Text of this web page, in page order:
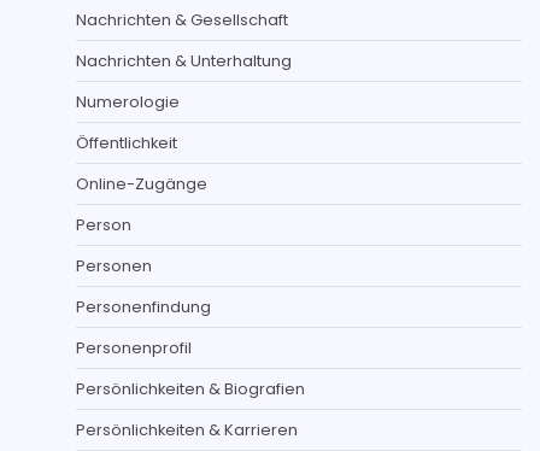
Nachrichten & Gesellschaft
Nachrichten & Unterhaltung
Numerologie
Öffentlichkeit
Online-Zugänge
Person
Personen
Personenfindung
Personenprofil
Persönlichkeiten & Biografien
Persönlichkeiten & Karrieren